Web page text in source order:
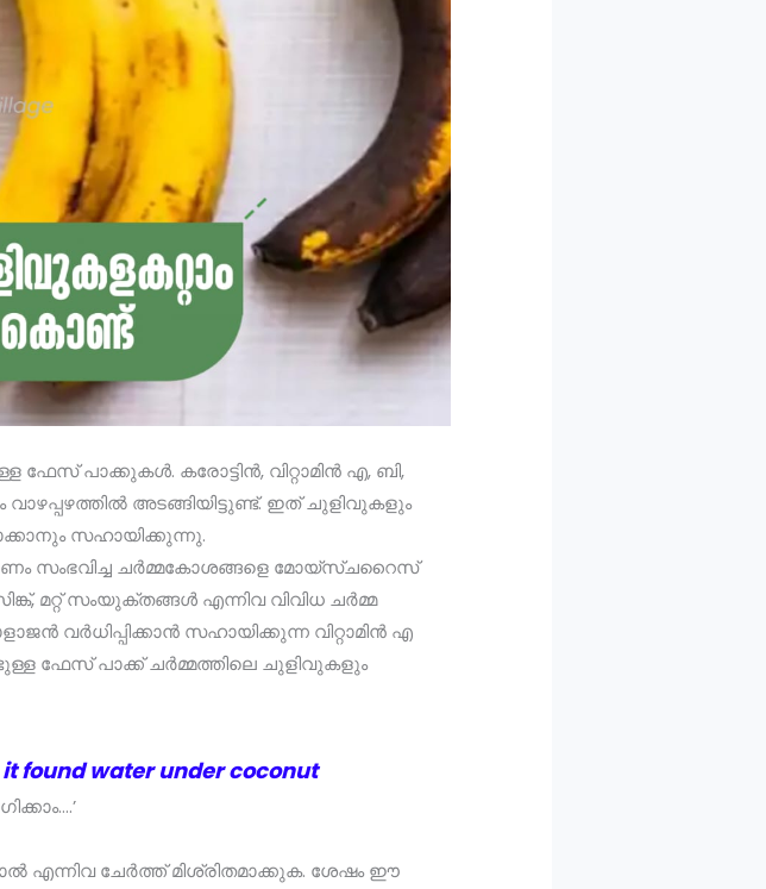
പാക്കുകൾ. കരോട്ടിൻ, വിറ്റാമിൻ എ, ബി,
വാഴപ്പഴത്തിൽ അടങ്ങിയിട്ടുണ്ട്. ഇത് ചുളിവുകളും
സഹായിക്കുന്നു.
സംഭവിച്ച ചർമ്മകോശങ്ങളെ മോയ്സ്ചറൈസ്
മറ്റ് സംയുക്തങ്ങൾ എന്നിവ വിവിധ ചർമ്മ
വർധിപ്പിക്കാൻ സഹായിക്കുന്ന വിറ്റാമിൻ എ
ഫേസ് പാക്ക് ചർമ്മത്തിലെ ചുളിവുകളും
found water under coconut
ചേർത്ത് മിശ്രിതമാക്കുക. ശേഷം ഈ